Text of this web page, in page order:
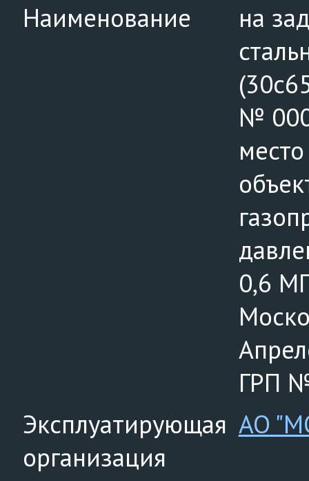
Наименование
на
№
0,6
ГРП
Эксплуатирующая
организация
АО